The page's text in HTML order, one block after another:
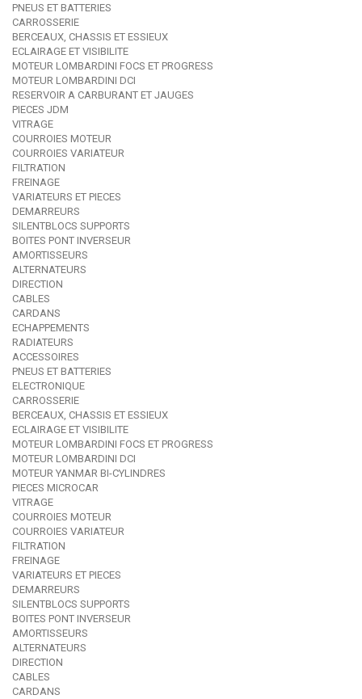
PNEUS ET BATTERIES
CARROSSERIE
BERCEAUX, CHASSIS ET ESSIEUX
ECLAIRAGE ET VISIBILITE
MOTEUR LOMBARDINI FOCS ET PROGRESS
MOTEUR LOMBARDINI DCI
RESERVOIR A CARBURANT ET JAUGES
PIECES JDM
VITRAGE
COURROIES MOTEUR
COURROIES VARIATEUR
FILTRATION
FREINAGE
VARIATEURS ET PIECES
DEMARREURS
SILENTBLOCS SUPPORTS
BOITES PONT INVERSEUR
AMORTISSEURS
ALTERNATEURS
DIRECTION
CABLES
CARDANS
ECHAPPEMENTS
RADIATEURS
ACCESSOIRES
PNEUS ET BATTERIES
ELECTRONIQUE
CARROSSERIE
BERCEAUX, CHASSIS ET ESSIEUX
ECLAIRAGE ET VISIBILITE
MOTEUR LOMBARDINI FOCS ET PROGRESS
MOTEUR LOMBARDINI DCI
MOTEUR YANMAR BI-CYLINDRES
PIECES MICROCAR
VITRAGE
COURROIES MOTEUR
COURROIES VARIATEUR
FILTRATION
FREINAGE
VARIATEURS ET PIECES
DEMARREURS
SILENTBLOCS SUPPORTS
BOITES PONT INVERSEUR
AMORTISSEURS
ALTERNATEURS
DIRECTION
CABLES
CARDANS